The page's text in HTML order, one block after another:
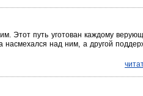
Этот путь уготован каждому
насмехался над ним, а другой